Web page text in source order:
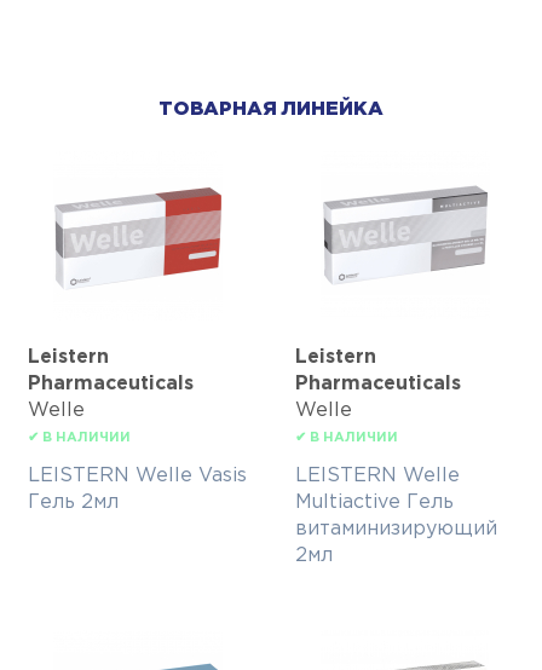
ТОВАРНАЯ ЛИНЕЙКА
Leistern
Pharmaceuticals
Welle
✔ В НАЛИЧИИ
LEISTERN Welle Vasis
Гель 2мл
Leistern
Pharmaceuticals
Welle
✔ В НАЛИЧИИ
LEISTERN Welle
Multiactive Гель
витаминизирующий
2мл